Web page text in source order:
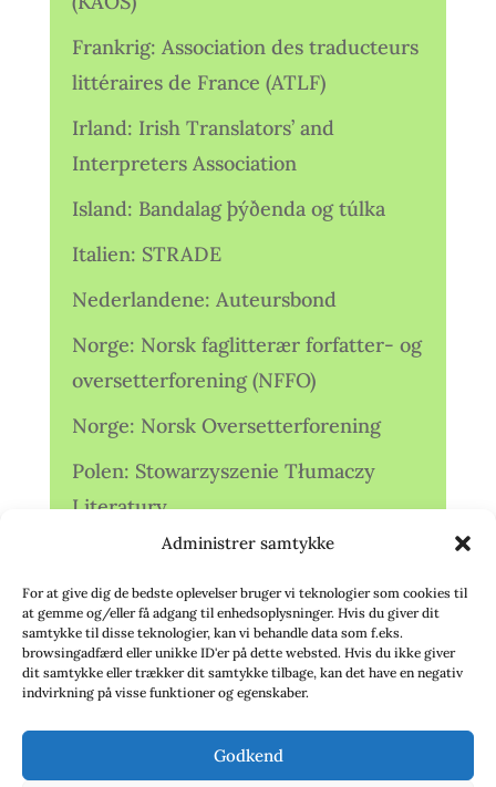
Administrer samtykke
For at give dig de bedste oplevelser bruger vi teknologier som cookies til
at gemme og/eller få adgang til enhedsoplysninger. Hvis du giver dit
samtykke til disse teknologier, kan vi behandle data som f.eks.
browsingadfærd eller unikke ID'er på dette websted. Hvis du ikke giver
dit samtykke eller trækker dit samtykke tilbage, kan det have en negativ
indvirkning på visse funktioner og egenskaber.
Godkend
Frankrig: Association des traducteurs
littéraires de France (ATLF)
Irland: Irish Translators’ and
Interpreters Association
Island: Bandalag þýðenda og túlka
Italien: STRADE
Nederlandene: Auteursbond
Norge: Norsk faglitterær forfatter- og
oversetterforening (NFFO)
Norge: Norsk Oversetterforening
Polen: Stowarzyszenie Tłumaczy
Literatury
Storbritannien: Translators
Association (TA)
Sverige: Översättarsektionen (Ö.)
Sverige: Översättarcentrum (ÖC)
deutschsprachiger Übersetzer (VdÜ)